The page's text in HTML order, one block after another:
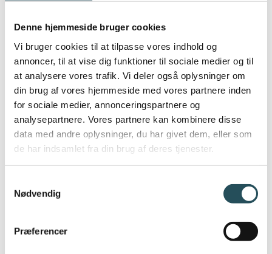
Denne hjemmeside bruger cookies
Vi bruger cookies til at tilpasse vores indhold og
annoncer, til at vise dig funktioner til sociale medier og til
at analysere vores trafik. Vi deler også oplysninger om
din brug af vores hjemmeside med vores partnere inden
for sociale medier, annonceringspartnere og
analysepartnere. Vores partnere kan kombinere disse
data med andre oplysninger, du har givet dem, eller som
de har indsamlet fra din brug af deres tjenester.
Nødvendig
Præferencer
Ved at tage imod verifikation med AltID
bestemme, hvilke oplysninger de vil dele.
For eksempel viser aldersbeviset ikke
andre oplysninger, end at gæsten er over
en given aldersgrænse. Samtidig kan du
som virksomhed også være sikker på, at
oplysningerne er gyldige.